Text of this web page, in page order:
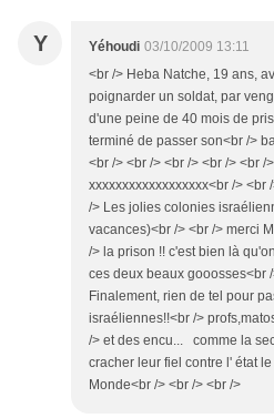
Y Yéhoudi 03/10/2009 13:11
<br /> Heba Natche, 19 ans,
poignarder un soldat, par
d'une peine de 40 mois de
terminé de passer son<br />
<br /> <br /> <br /> <br /> <br /
xxxxxxxxxxxxxxxxxx<br /> <br
/> Les jolies colonies
vacances)<br /> <br /> merci
/> la prison !! c'est bien là
ces deux beaux gooosses<br
Finalement, rien de tel pour
israéliennes!!<br />
/> et des encu... comme la
cracher leur fiel contre l' état
Monde<br /> <br /> <br />